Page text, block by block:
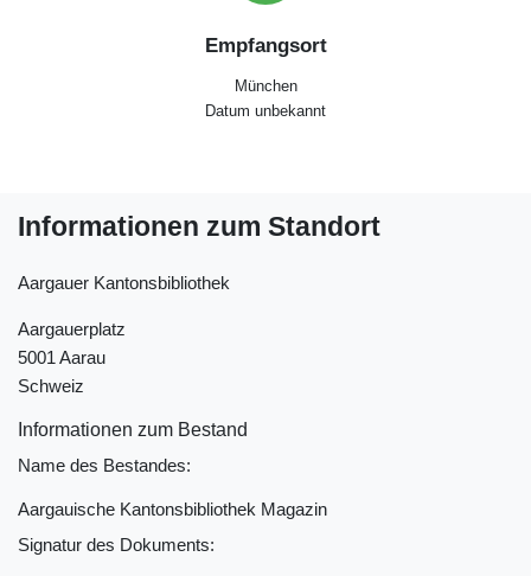
Empfangsort
München
Datum unbekannt
Informationen zum Standort
Aargauer Kantonsbibliothek
Aargauerplatz
5001 Aarau
Schweiz
Informationen zum Bestand
Name des Bestandes:
Aargauische Kantonsbibliothek Magazin
Signatur des Dokuments: